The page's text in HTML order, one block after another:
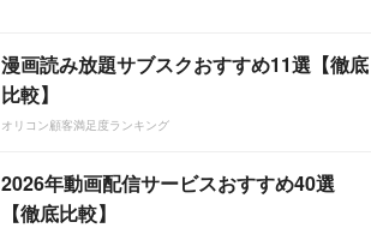
漫画読み放題サブスクおすすめ11選【徹底
比較】
オリコン顧客満足度ランキング
2026年動画配信サービスおすすめ40選
【徹底比較】